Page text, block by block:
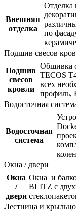
Внешняя
отделка
Отделка
по
Подшив свесов
Подшив
свесов
кровли
Обшивка
TECOS
всех
профиль,
Водосточная
Водосточная
система
Окна / двери
Окна
/
двери
Окна и
BLITZ с
Лестница и крыльцо